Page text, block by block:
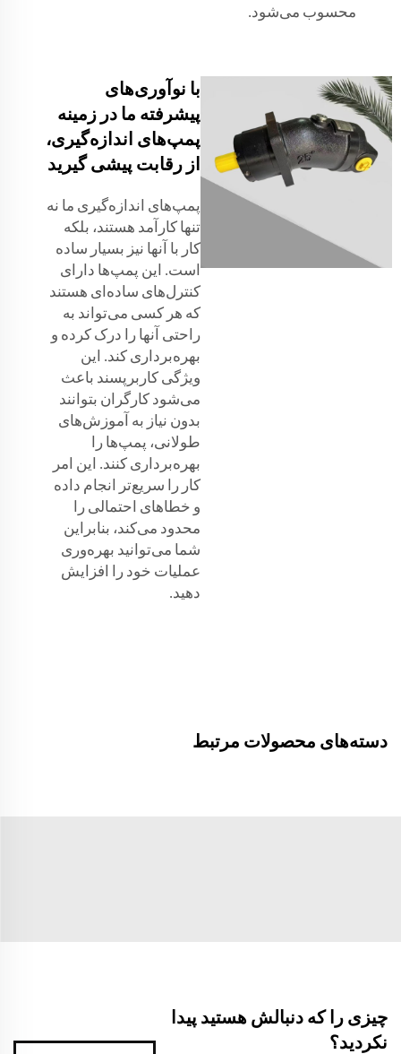
محسوب می‌شود.
با نوآوری‌های
پیشرفته ما در زمینه
پمپ‌های اندازه‌گیری،
از رقابت پیشی گیرید
پمپ‌های اندازه‌گیری ما نه
تنها کارآمد هستند، بلکه
کار با آنها نیز بسیار ساده
است. این پمپ‌ها دارای
کنترل‌های ساده‌ای هستند
که هر کسی می‌تواند به
راحتی آنها را درک کرده و
بهره‌برداری کند. این
ویژگی کاربرپسند باعث
می‌شود کارگران بتوانند
بدون نیاز به آموزش‌های
طولانی، پمپ‌ها را
بهره‌برداری کنند. این امر
کار را سریع‌تر انجام داده
و خطاهای احتمالی را
محدود می‌کند، بنابراین
شما می‌توانید بهره‌وری
عملیات خود را افزایش
دهید.
دسته‌های محصولات مرتبط
چیزی را که دنبالش هستید پیدا
نکردید؟